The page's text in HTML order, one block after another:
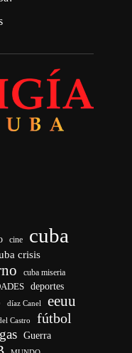
cine cuba
crisis
cuba miseria
deportes
díaz Canel eeuu
Castro fútbol
Guerra